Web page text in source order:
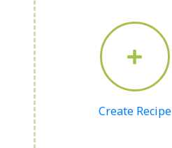
Create Recipe